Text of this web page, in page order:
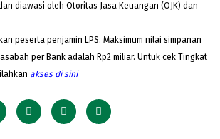
diawasi oleh Otoritas Jasa Keuangan (OJK) dan
peserta penjamin LPS. Maksimum nilai simpanan
per Bank adalah Rp2 miliar. Untuk cek Tingkat
akses di sini